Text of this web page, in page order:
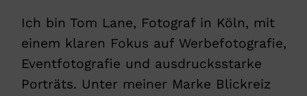
Ich bin Tom Lane, Fotograf in Köln, mit
einem klaren Fokus auf Werbefotografie,
Eventfotografie und ausdrucksstarke
Porträts. Unter meiner Marke Blickreiz